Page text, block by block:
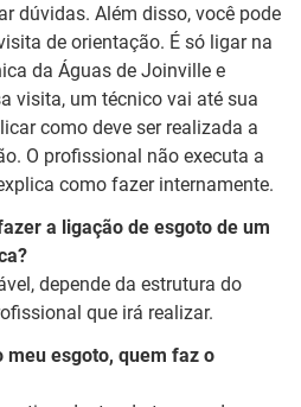
dúvidas. Além disso, você pode
de orientação. É só ligar na
da Águas de Joinville e
visita, um técnico vai até sua
como deve ser realizada a
O profissional não executa a
como fazer internamente.
a ligação de esgoto de um
depende da estrutura do
que irá realizar.
meu esgoto, quem faz o